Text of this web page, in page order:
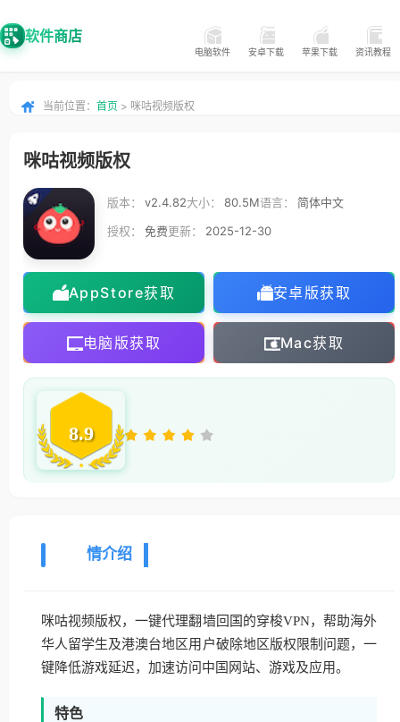
软件商店
电脑软件 安卓下载 苹果下载 资讯教程
当前位置： 首页 > 咪咕视频版权
咪咕视频版权
版本： v2.4.82大小： 80.5M语言：
简体中文
授权：
免费更新： 2025-12-30
AppStore获取 安卓版获取
电脑版获取 Mac获取
8.9
情介绍
咪咕视频版权，一键代理翻墙回国的穿梭VPN，帮助海外
华人留学生及港澳台地区用户破除地区版权限制问题，一
键降低游戏延迟，加速访问中国网站、游戏及应用。
特色